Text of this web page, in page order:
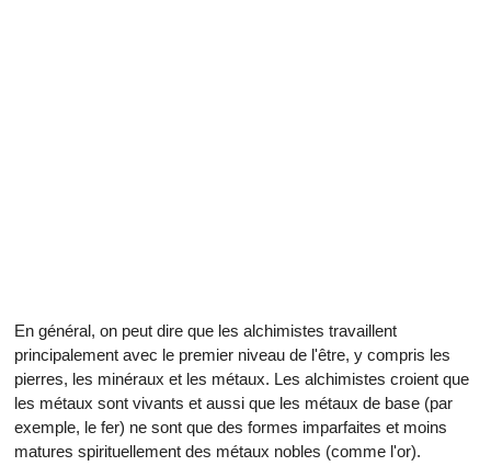
En général, on peut dire que les alchimistes travaillent
principalement avec le premier niveau de l'être, y compris les
pierres, les minéraux et les métaux. Les alchimistes croient que
les métaux sont vivants et aussi que les métaux de base (par
exemple, le fer) ne sont que des formes imparfaites et moins
matures spirituellement des métaux nobles (comme l'or).